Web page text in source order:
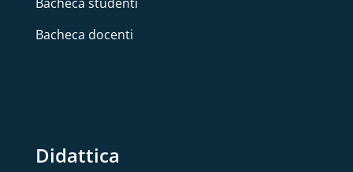
Bacheca docenti
Didattica